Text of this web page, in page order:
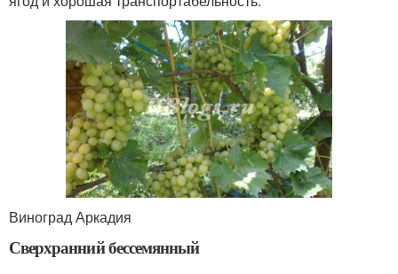
Виноград Аркадия
Сверхранний бессемянный